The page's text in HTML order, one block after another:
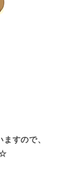
すので、